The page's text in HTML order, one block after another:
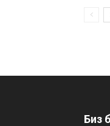
Биз